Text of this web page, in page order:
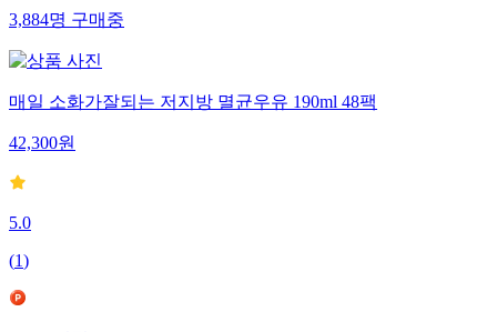
3,884명구매중
매일 소화가잘되는 저지방 멸균우유 190ml 48팩
42,300원
5.0
(1)